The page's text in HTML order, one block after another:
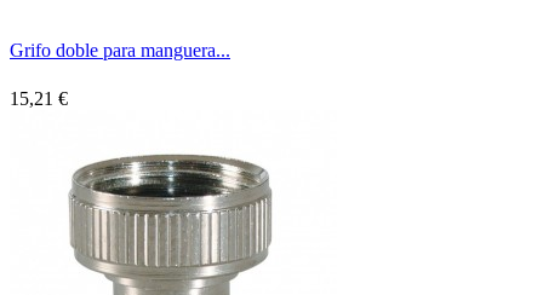
Grifo doble para manguera...
15,21 €